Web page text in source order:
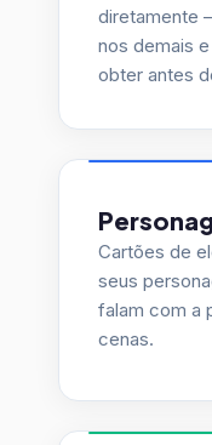
nos demais
obter antes
Cartões de
seus
falam com a
cenas.